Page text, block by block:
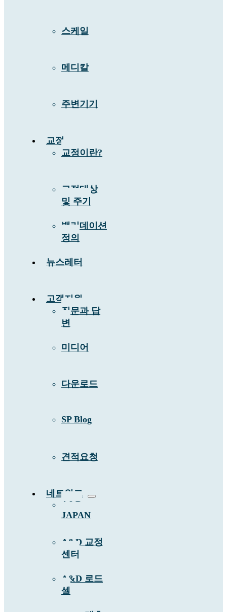
스케일
메디칼
주변기기
교정
교정이란?
교정대상
및 주기
밸리데이션
정의
뉴스레터
고객지원
질문과 답
변
미디어
다운로드
SP Blog
견적요청
네트워크
A&D
JAPAN
A&D 교정
센터
A&D 로드
셀